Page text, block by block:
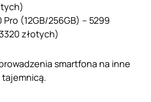
Pro (12GB/256GB) – 5299
złotych)
smartfona na inne